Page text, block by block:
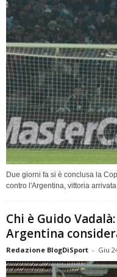
Due giorni fa si è conclusa la
contro l'Argentina, vittoria
Chi è Guido
Argentina
Redazione BlogDiSport - Giu